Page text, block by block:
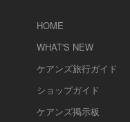
HOME
WHAT'S NEW
ケアンズ旅行ガイド
ショップガイド
ケアンズ掲示板